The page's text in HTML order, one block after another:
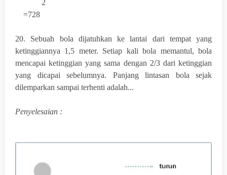
2
=728
20. Sebuah bola dijatuhkan ke lantai dari tempat yang
ketinggiannya 1,5 meter. Setiap kali bola memantul, bola
mencapai ketinggian yang sama dengan 2/3 dari ketinggian
yang dicapai sebelumnya. Panjang lintasan bola sejak
dilemparkan sampai terhenti adalah...
Penyelesaian :